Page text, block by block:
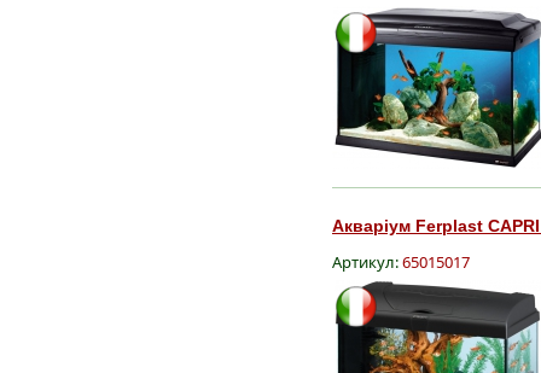
Акваріум Ferplast
Артикул:65015017